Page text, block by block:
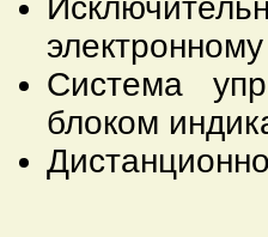
Система
блоком